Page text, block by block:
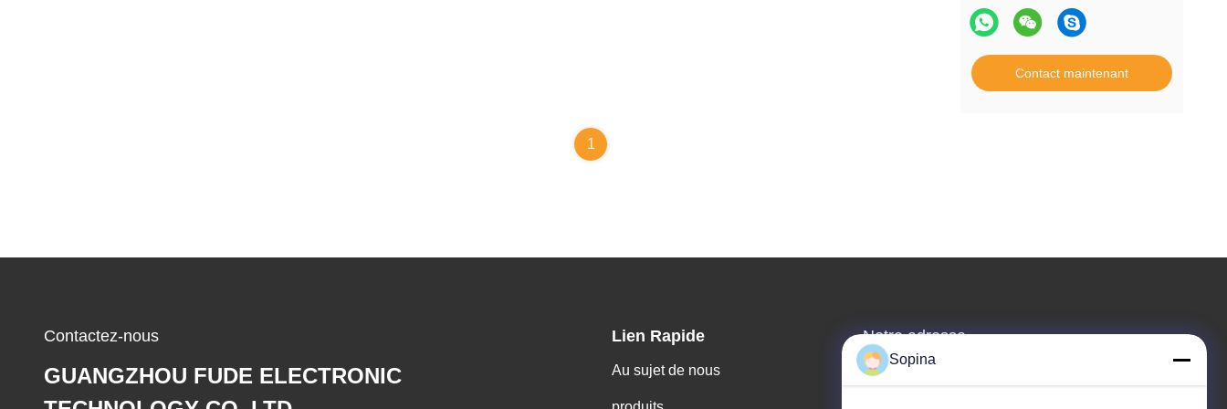
Contact maintenant
1
Contactez-nous
GUANGZHOU FUDE ELECTRONIC
Lien Rapide
Au sujet de nous
Notre adresse
Adresse de l'entreprise
Sopina